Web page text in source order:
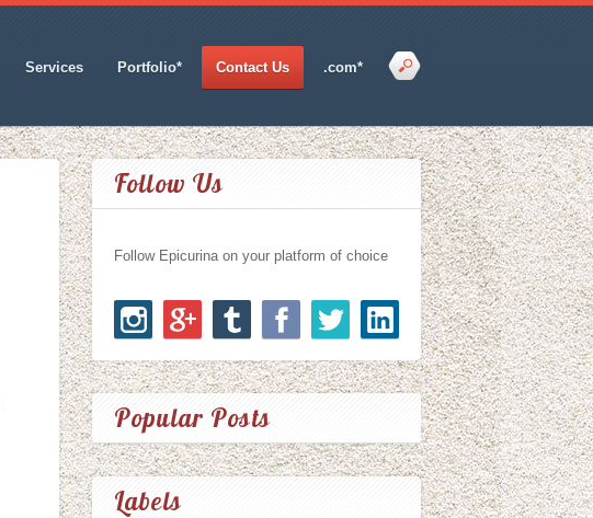
Services Portfolio* Contact Us .com*
Follow Us
Follow Epicurina on your platform of choice
Popular Posts
Labels